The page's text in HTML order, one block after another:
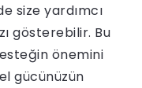
size yardımcı
gösterebilir. Bu
önemini
gücünüzün